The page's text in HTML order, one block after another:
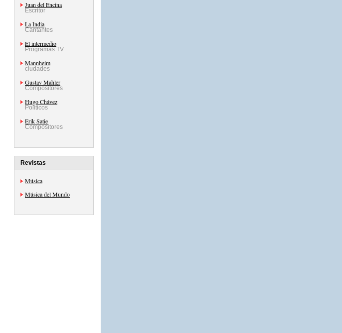
Juan del Encina
Escritor
La India
Cantantes
El intermedio
Programas TV
Mannheim
ciudades
Gustav Mahler
Compositores
Hugo Chávez
Políticos
Erik Satie
Compositores
Revistas
Música
Música del Mundo